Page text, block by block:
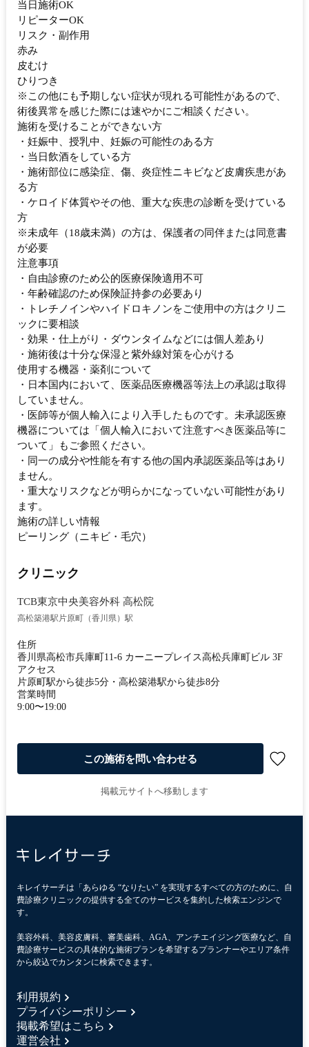
当日施術OK
リピーターOK
リスク・副作用
赤み
皮むけ
ひりつき
※この他にも予期しない症状が現れる可能性があるので、
術後異常を感じた際には速やかにご相談ください。
施術を受けることができない方
・妊娠中、授乳中、妊娠の可能性のある方
・当日飲酒をしている方
・施術部位に感染症、傷、炎症性ニキビなど皮膚疾患があ
る方
・ケロイド体質やその他、重大な疾患の診断を受けている
方
※未成年（18歳未満）の方は、保護者の同伴または同意書
が必要
注意事項
・自由診療のため公的医療保険適用不可
・年齢確認のため保険証持参の必要あり
・トレチノインやハイドロキノンをご使用中の方はクリニ
ックに要相談
・効果・仕上がり・ダウンタイムなどには個人差あり
・施術後は十分な保湿と紫外線対策を心がける
使用する機器・薬剤について
・日本国内において、医薬品医療機器等法上の承認は取得
していません。
・医師等が個人輸入により入手したものです。未承認医療
機器については「個人輸入において注意すべき医薬品等に
ついて」もご参照ください。
・同一の成分や性能を有する他の国内承認医薬品等はあり
ません。
・重大なリスクなどが明らかになっていない可能性があり
ます。
施術の詳しい情報
ピーリング（ニキビ・毛穴）
クリニック
TCB東京中央美容外科 高松院
高松築港駅 片原町（香川県）駅
住所
香川県高松市兵庫町11-6 カーニープレイス高松兵庫町ビル 3F
アクセス
片原町駅から徒歩5分・高松築港駅から徒歩8分
営業時間
9:00〜19:00
この施術を問い合わせる
掲載元サイトへ移動します
キレイサーチは「あらゆる “なりたい” を実現するすべての方のために、自
費診療クリニックの提供する全てのサービスを集約した検索エンジンで
す。
美容外科、美容皮膚科、審美歯科、AGA、アンチエイジング医療など、自
費診療サービスの具体的な施術プランを希望するプランナーやエリア条件
から絞込でカンタンに検索できます。
利用規約
プライバシーポリシー
掲載希望はこちら
運営会社